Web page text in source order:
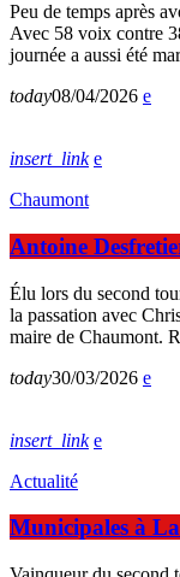
Peu de temps après
Avec 58 voix contre
journée a aussi été
today08/04/2026
insert_link
Chaumont
Antoine
Élu lors du second
la passation avec
maire de Chaumont.
today30/03/2026
insert_link
Actualité
Municipales à